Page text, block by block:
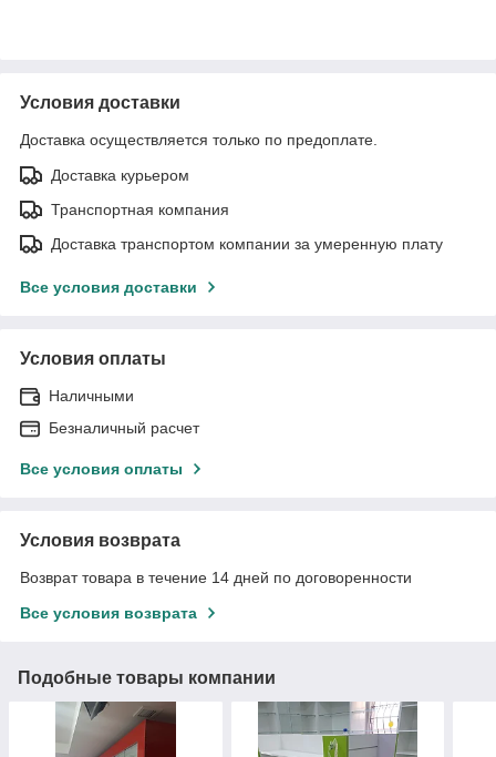
Условия доставки
Доставка осуществляется только по предоплате.
Доставка курьером
Транспортная компания
Доставка транспортом компании за умеренную плату
Все условия доставки
Условия оплаты
Наличными
Безналичный расчет
Все условия оплаты
Условия возврата
Возврат товара в течение 14 дней по договоренности
Все условия возврата
Подобные товары компании